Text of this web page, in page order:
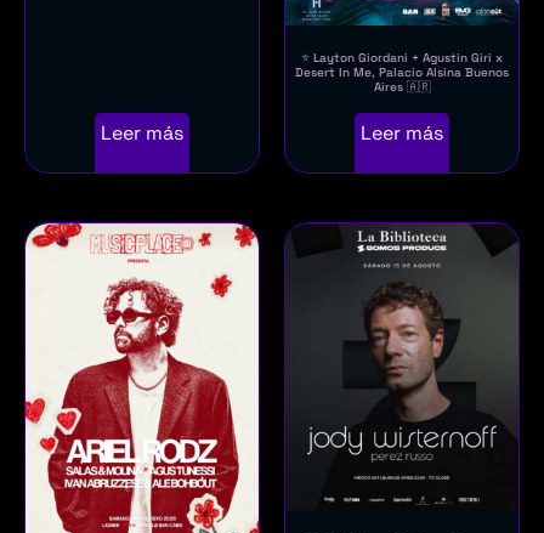
Leer más
⭐ Layton Giordani + Agustin Giri x
Desert In Me, Palacio Alsina Buenos
Aires 🇦🇷
Leer más